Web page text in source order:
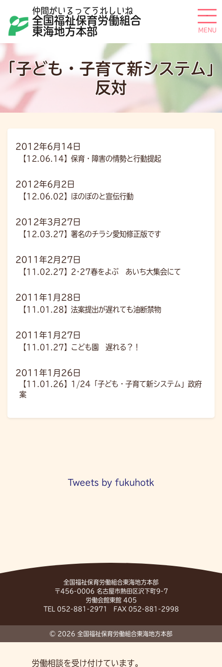
仲間がいるってうれしいね
全国福祉保育労働組合
東海地方本部
「子ども・子育て新システム」
反対
2012年6月14日
【12.06.14】保育・障害の情勢と行動提起
2012年6月2日
【12.06.02】ほのぼのと宣伝行動
2012年3月27日
【12.03.27】署名のチラシ愛知修正版です
2011年2月27日
【11.02.27】2･27春をよぶ あいち大集会にて
2011年1月28日
【11.01.28】法案提出が遅れても油断禁物
2011年1月27日
【11.01.27】こども園 遅れる？！
2011年1月26日
【11.01.26】1/24「子ども・子育て新システム」政府
案
Tweets by fukuhotk
全国福祉保育労働組合東海地方本部
〒456-0006 名古屋市熱田区沢下町9-7
労働会館東館 405
TEL 052-881-2971 FAX 052-881-2998
© 2026 全国福祉保育労働組合東海地方本部
労働相談を受け付けています。